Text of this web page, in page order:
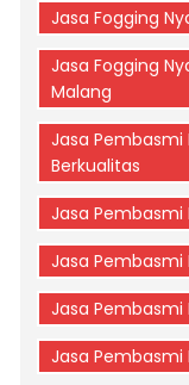
Jasa Fogging
Jasa Fogging
Malang
Jasa Pembasmi
Berkualitas
Jasa Pembasmi
Jasa Pembasmi
Jasa Pembasmi
Jasa Pembasmi